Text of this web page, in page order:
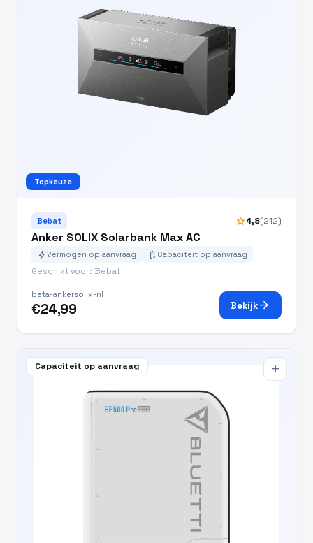
Topkeuze
Bebat star4,8(212)
Anker SOLIX Solarbank Max AC
boltVermogen op aanvraag battery_charging_full Capaciteit op aanvraag
Geschikt voor: Bebat
beta-ankersolix-nl
€24,99 Bekijkarrow_forward
Capaciteit op aanvraag add